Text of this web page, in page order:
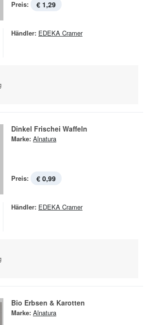
Preis: € 1,29
Händler: EDEKA Cramer
Dinkel Frischei Waffeln
Marke: Alnatura
Preis: € 0,99
Händler: EDEKA Cramer
Bio Erbsen & Karotten
Marke: Alnatura